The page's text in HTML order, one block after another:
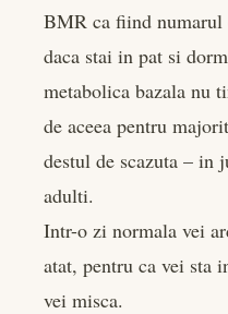
BMR ca fiind
daca stai in pat si
metabolica bazala nu
de aceea pentru
destul de scazuta – in
adulti.
Intr-o zi normala vei
atat, pentru ca vei sta
vei misca.